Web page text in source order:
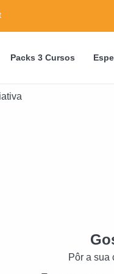
Packs 3 Cursos
Pôr a sua